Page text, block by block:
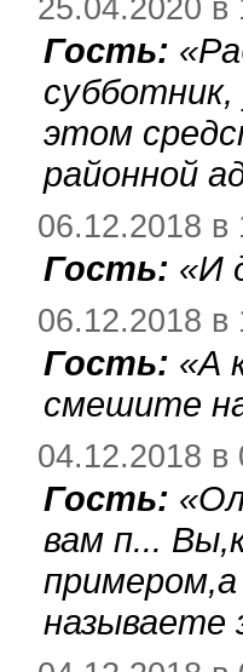
25.04.2020 в
Гость: «
этом
районной
06.12.2018 в
Гость: «И
06.12.2018 в
Гость: «А
смешите
04.12.2018 в
Гость: «
вам п...
называете